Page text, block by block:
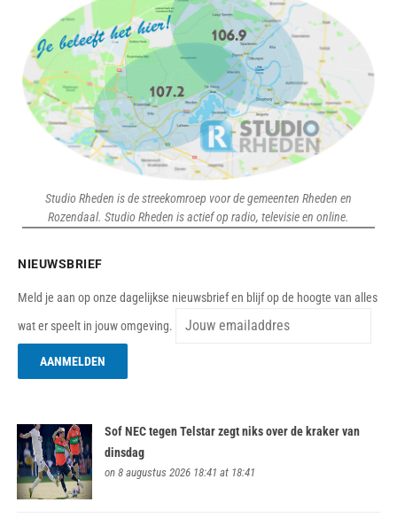
Studio Rheden is de streekomroep voor de gemeenten Rheden en
Rozendaal. Studio Rheden is actief op radio, televisie en online.
NIEUWSBRIEF
Meld je aan op onze dagelijkse nieuwsbrief en blijf op de hoogte van alles
wat er speelt in jouw omgeving.
Sof NEC tegen Telstar zegt niks over de kraker van
dinsdag
on 8 augustus 2026 18:41 at 18:41